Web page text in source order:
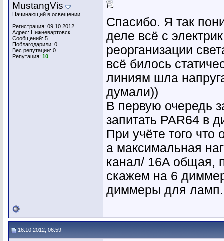
MustangVis
Начинающий в освещении
Регистрация: 09.10.2012
Адрес: Нижневартовск
Сообщений: 5
Поблагодарили: 0
Вес репутации: 0
Репутация: 10
Спасибо. Я так
деле всё с
реорганизации
всё билось
линиям шла
думали))
В первую очередь
запитать PAR64 в
При учёте того
а максимальная
канал/ 16A общая,
скажем на 6
диммеры для ламп.
16.10.2012, 06:59